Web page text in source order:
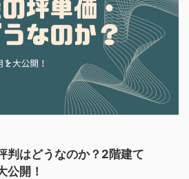
判はどうなのか？2階建て
開！